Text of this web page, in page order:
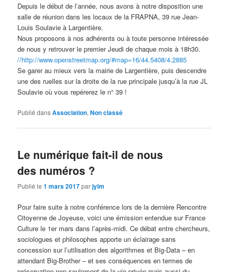
Depuis le début de l’année, nous avons à notre disposition une
salle de réunion dans les locaux de la FRAPNA, 39 rue Jean-
Louis Soulavie à Largentière.
Nous proposons à nos adhérents ou à toute personne intéressée
de nous y retrouver le premier Jeudi de chaque mois à 18h30.
//http://www.openstreetmap.org/#map=16/44.5408/4.2885
Se garer au mieux vers la mairie de Largentière, puis descendre
une des ruelles sur la droite de la rue principale jusqu’à la rue JL
Soulavie où vous repérerez le n° 39 !
Publié dansAssociation,Non classé
Le numérique fait-il de nous
des numéros ?
Publié le1 mars 2017parjylm
Pour faire suite à notre conférence lors de la dernière Rencontre
Citoyenne de Joyeuse, voici une émission entendue sur France
Culture le 1er mars dans l’après-midi. Ce débat entre chercheurs,
sociologues et philosophes apporte un éclairage sans
concession sur l’utilisation des algorithmes et Big-Data – en
attendant Big-Brother – et ses conséquences en termes de